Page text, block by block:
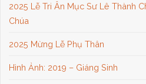
2025 Lễ Tri Ân Mục Sư Lê Thành
Chúa
2025 Mừng Lễ Phụ Thân
Hình Ảnh: 2019 – Giáng Sinh